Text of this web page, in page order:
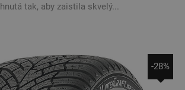
tak, aby zaistila skvelý...
-28%